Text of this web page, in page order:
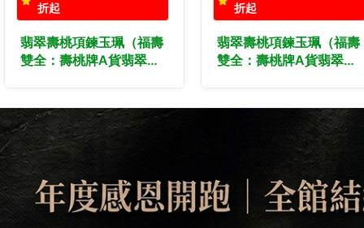
折起
翡翠壽桃項鍊玉珮（福壽
雙全：壽桃牌A貨翡翠壽
種壽桃，FW399。訂做
各種翡翠壽桃吊墜玉珮項
鍊。★附A貨翡翠雙證書
折起
（已出售勿下標，可訂
做）翡翠壽桃項鍊玉珮
桃玉墜）白色帶點淺紫色
糯種壽桃，FW398。訂
做各種翡翠壽桃吊墜玉珮
項鍊。★附A貨翡翠雙證
書